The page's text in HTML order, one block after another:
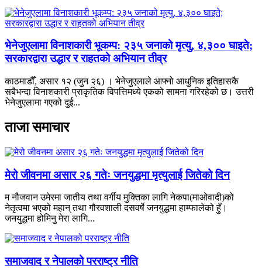
भेनेजुएलामा विनाशकारी भूकम्प: २३५ जनाको मृत्यु, ४,३०० घाइते;
सरकारद्वारा उद्धार र राहतको अभियान तीव्र
काठमाडौँ, असार १२ (जुन २६) । भेनेजुएलाले आफ्नो आधुनिक इतिहासकै
सबैभन्दा विनाशकारी प्राकृतिक विपत्तिमध्ये एकको सामना गरिरहेको छ। उत्तरी
भेनेजुएलामा गएको दुई...
ताजा समाचार
मेरो जीवनमा असार २६ गतेः जनयुद्धमा मृत्युलाई जितेको दिन
म नौजवान उमेरमा जातीय तथा वर्गीय मुक्तिका लागि नेकपा(माओवादी)को
नेतृत्वमा भएको महान् तथा गौरवशाली दसवर्षे जनयुद्धमा हाम्फालेको हुँ।
जनयुद्धमा होमिनु मेरा लागि...
समाजवाद र नेपालको परराष्ट्र नीति